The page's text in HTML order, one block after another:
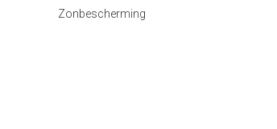
Zonbescherming